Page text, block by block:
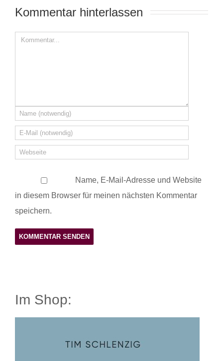
Kommentar hinterlassen
Name, E-Mail-Adresse und Website
in diesem Browser für meinen nächsten Kommentar
speichern.
Im Shop: